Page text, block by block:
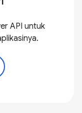
API untuk